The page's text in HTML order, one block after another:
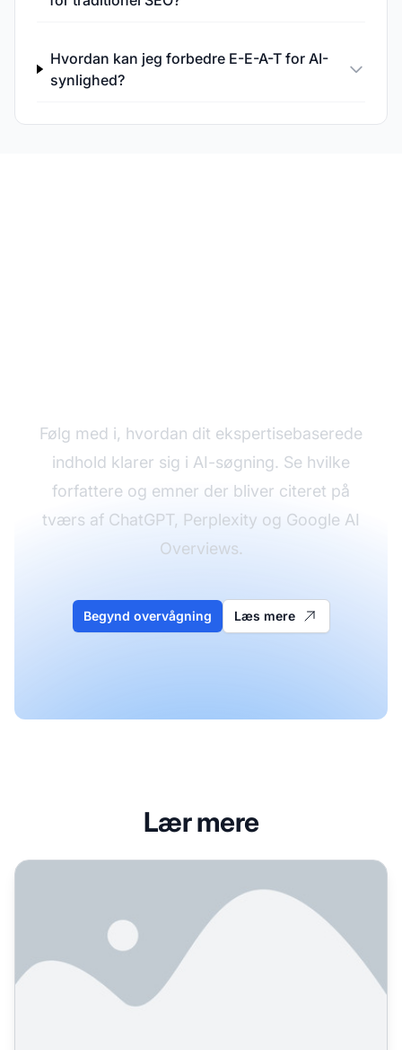
Hvordan kan jeg forbedre E-E-A-T for AI-
synlighed?
Følg med i, hvordan dit ekspertisebaserede
indhold klarer sig i AI-søgning. Se hvilke
forfattere og emner der bliver citeret på
tværs af ChatGPT, Perplexity og Google AI
Overviews.
Begynd overvågning Læs mere
Lær mere
Troværdighedssignaler for AI vs SEO – er de ens? Hvad